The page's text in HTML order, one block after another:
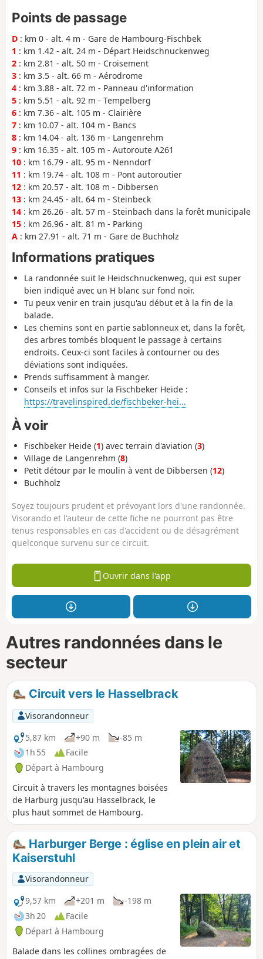
Points de passage
D : km 0 - alt. 4 m - Gare de Hambourg-Fischbek
1 : km 1.42 - alt. 24 m - Départ Heidschnuckenweg
2 : km 2.81 - alt. 50 m - Croisement
3 : km 3.5 - alt. 66 m - Aérodrome
4 : km 3.88 - alt. 72 m - Panneau d'information
5 : km 5.51 - alt. 92 m - Tempelberg
6 : km 7.36 - alt. 105 m - Clairière
7 : km 10.07 - alt. 104 m - Bancs
8 : km 14.04 - alt. 136 m - Langenrehm
9 : km 16.35 - alt. 105 m - Autoroute A261
10 : km 16.79 - alt. 95 m - Nenndorf
11 : km 19.74 - alt. 108 m - Pont autoroutier
12 : km 20.57 - alt. 108 m - Dibbersen
13 : km 24.45 - alt. 64 m - Steinbeck
14 : km 26.26 - alt. 57 m - Steinbach dans la forêt municipale
15 : km 26.96 - alt. 81 m - Parking
A : km 27.91 - alt. 71 m - Gare de Buchholz
Informations pratiques
La randonnée suit le Heidschnuckenweg, qui est super
bien indiqué avec un H blanc sur fond noir.
Tu peux venir en train jusqu'au début et à la fin de la
balade.
Les chemins sont en partie sablonneux et, dans la forêt,
des arbres tombés bloquent le passage à certains
endroits. Ceux-ci sont faciles à contourner ou des
déviations sont indiquées.
Prends suffisamment à manger.
Conseils et infos sur la Fischbeker Heide :
https://travelinspired.de/fischbeker-hei...
À voir
Fischbeker Heide (1) avec terrain d'aviation (3)
Village de Langenrehm (8)
Petit détour par le moulin à vent de Dibbersen (12)
Buchholz
Soyez toujours prudent et prévoyant lors d'une randonnée.
Visorando et l'auteur de cette fiche ne pourront pas être
tenus responsables en cas d'accident ou de désagrément
quelconque survenu sur ce circuit.
Ouvrir dans l'app
Autres randonnées dans le
secteur
Circuit vers le Hasselbrack
Visorandonneur
5,87 km
+90 m
-85 m
1h 55
Facile
Départ à Hambourg
Circuit à travers les montagnes boisées
de Harburg jusqu'au Hasselbrack, le
plus haut sommet de Hambourg.
Harburger Berge : église en plein air et
Kaiserstuhl
Visorandonneur
9,57 km
+201 m
-198 m
3h 20
Facile
Départ à Hambourg
Balade dans les collines ombragées de